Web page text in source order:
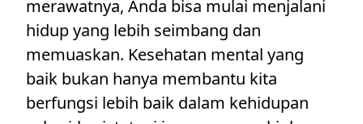
merawatnya, Anda bisa mulai menjalani
hidup yang lebih seimbang dan
memuaskan. Kesehatan mental yang
baik bukan hanya membantu kita
berfungsi lebih baik dalam kehidupan